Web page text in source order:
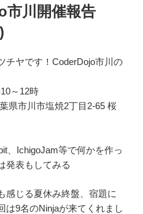
市川開催報告
チヤです！CoderDojo市川の
～12時
県市川市塩焼2丁目2-65 桜
、IchigoJam等で何かを作っ
発表もしてみる
感じる夏休み終盤、宿題に
は9名のNinjaが来てくれまし